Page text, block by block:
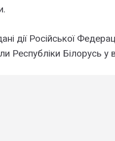
дії Російської
Республіки Білорусь у